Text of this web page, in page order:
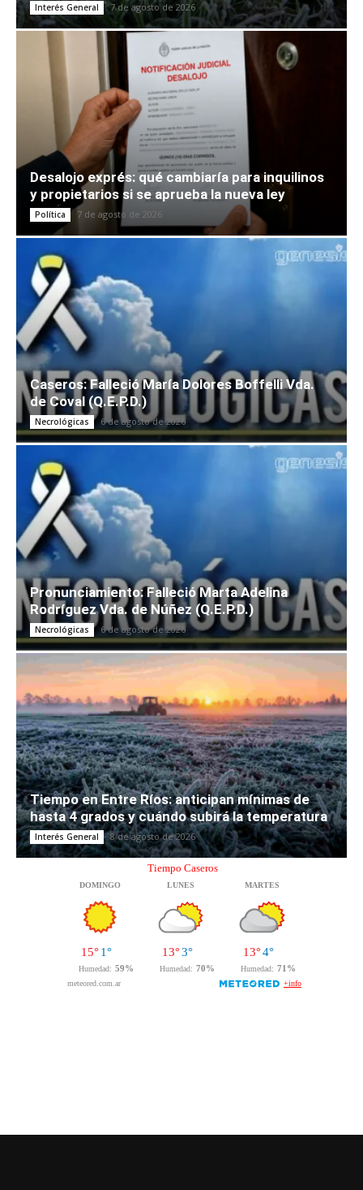
Interés General 7 de agosto de 2026
Desalojo exprés: qué cambiaría para inquilinos
y propietarios si se aprueba la nueva ley
Política 7 de agosto de 2026
Caseros: Falleció María Dolores Boffelli Vda.
de Coval (Q.E.P.D.)
Necrológicas 6 de agosto de 2026
Pronunciamiento: Falleció Marta Adelina
Rodríguez Vda. de Núñez (Q.E.P.D.)
Necrológicas 6 de agosto de 2026
Tiempo en Entre Ríos: anticipan mínimas de
hasta 4 grados y cuándo subirá la temperatura
Interés General 8 de agosto de 2026